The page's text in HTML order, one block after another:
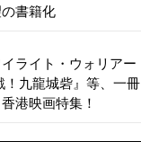
書籍化
イライト・ウォリアー
！九龍城砦』等、一冊
港映画特集！